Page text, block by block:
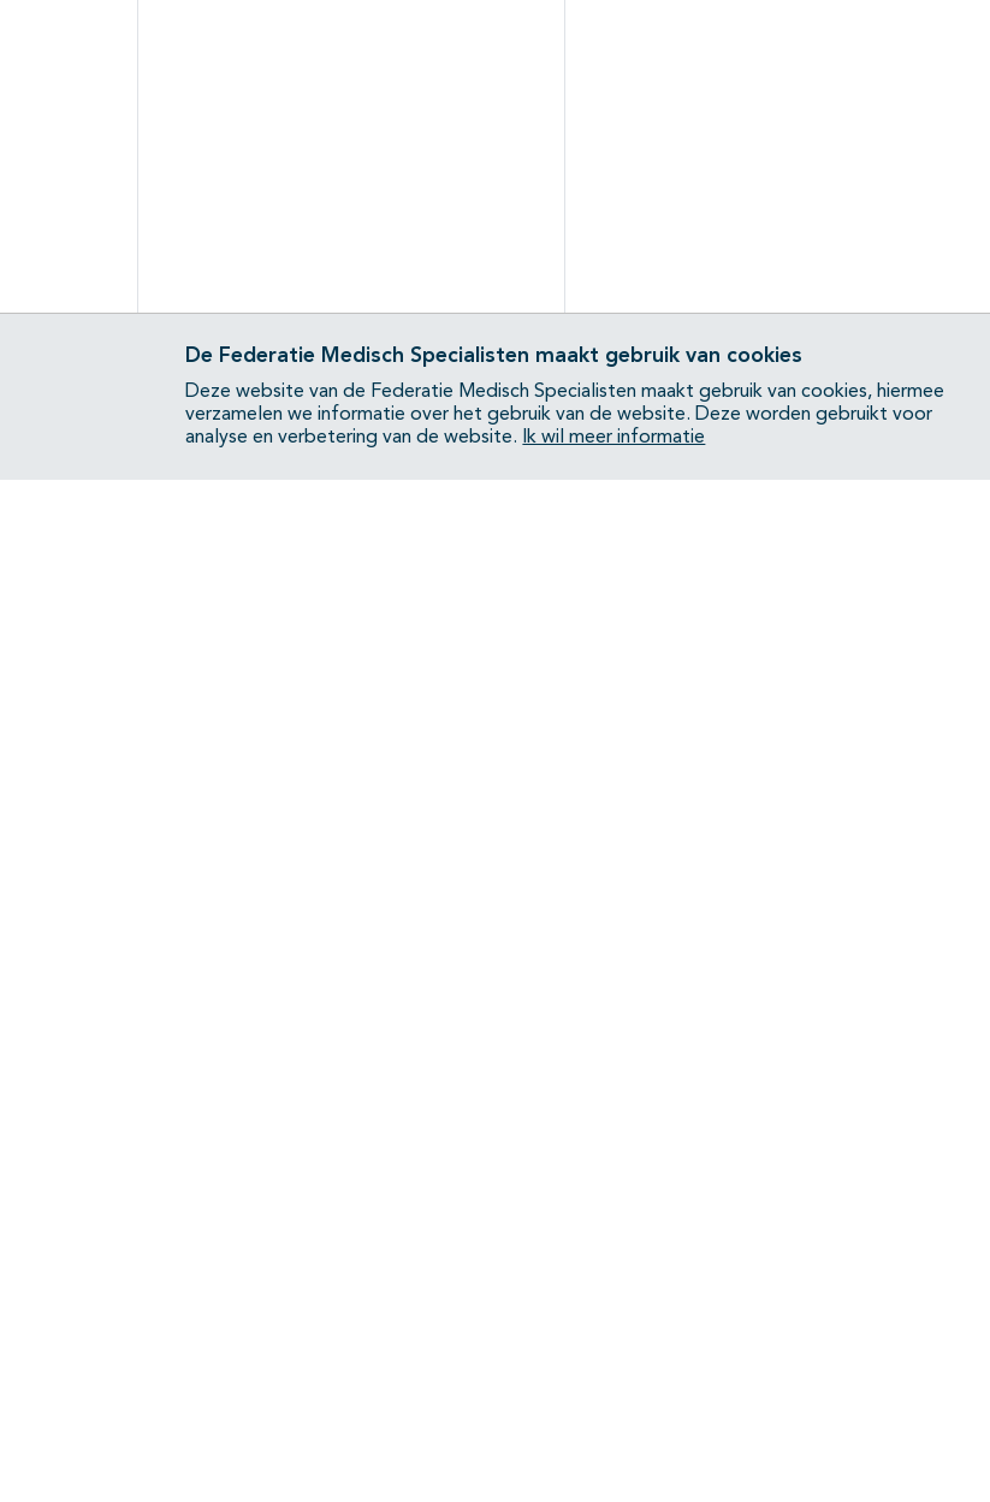
De Federatie Medisch Specialisten maakt gebruik van cookies
Deze website van de Federatie Medisch Specialisten maakt gebruik van cookies, hiermee
verzamelen we informatie over het gebruik van de website. Deze worden gebruikt voor
analyse en verbetering van de website.
Ik wil meer informatie